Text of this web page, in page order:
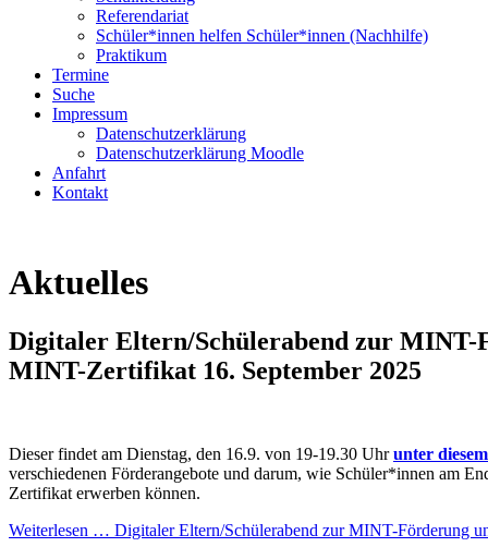
Referendariat
Schüler*innen helfen Schüler*innen (Nachhilfe)
Praktikum
Termine
Suche
Impressum
Datenschutzerklärung
Datenschutzerklärung Moodle
Anfahrt
Kontakt
Aktuelles
Digitaler Eltern/Schülerabend zur MINT-
MINT-Zertifikat 16. September 2025
Dieser findet am Dienstag, den 16.9. von 19-19.30 Uhrunter
verschiedenen Förderangebote und darum, wie Schüler*innen am
Zertifikat erwerben können.
Weiterlesen … Digitaler Eltern/Schülerabend zur MINT-Förderung